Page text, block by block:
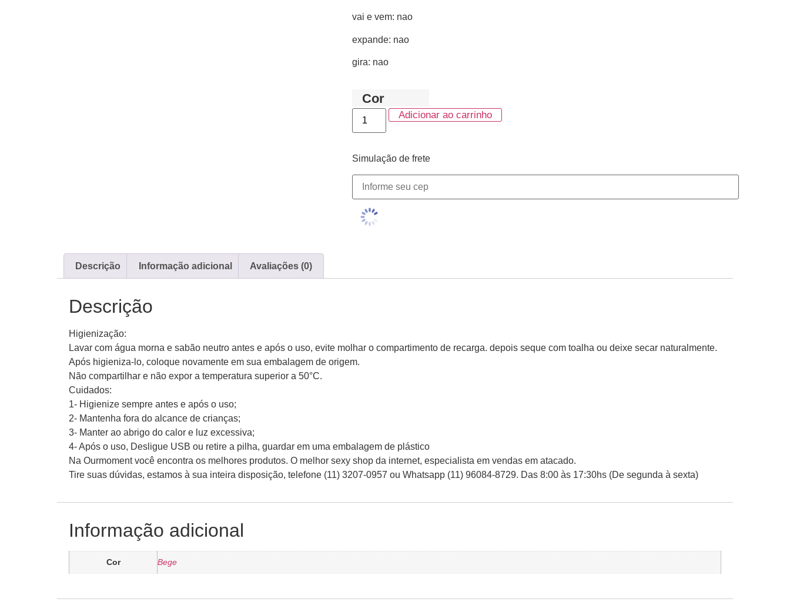
vai e vem: nao
expande: nao
gira: nao
Cor
Adicionar ao carrinho
Simulação de frete
Descrição Informação adicional Avaliações (0)
Descrição
Higienização:
Lavar com água morna e sabão neutro antes e após o uso, evite molhar o compartimento de recarga. depois seque com toalha ou deixe secar naturalmente.
Após higieniza-lo, coloque novamente em sua embalagem de origem.
Não compartilhar e não expor a temperatura superior a 50°C.
Cuidados:
1- Higienize sempre antes e após o uso;
2- Mantenha fora do alcance de crianças;
3- Manter ao abrigo do calor e luz excessiva;
4- Após o uso, Desligue USB ou retire a pilha, guardar em uma embalagem de plástico
Na Ourmoment você encontra os melhores produtos. O melhor sexy shop da internet, especialista em vendas em atacado.
Tire suas dúvidas, estamos à sua inteira disposição, telefone (11) 3207-0957 ou Whatsapp (11) 96084-8729. Das 8:00 às 17:30hs (De segunda à sexta)
Informação adicional
Cor Bege